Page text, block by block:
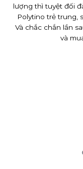
lượng thì tuyệt đối
Polytino trẻ trung,
Và chắc chắn lần
và